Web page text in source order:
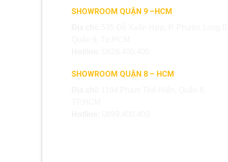
SHOWROOM QUẬN 9 –HCM
SHOWROOM QUẬN 8 – HCM